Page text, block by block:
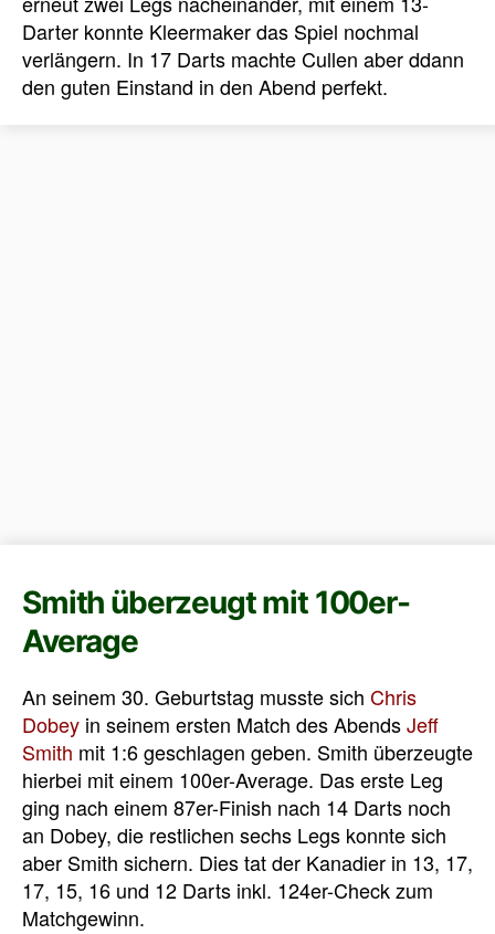
Darter konnte Kleermaker das Spiel nochmal
verlängern. In 17 Darts machte Cullen aber ddann
den guten Einstand in den Abend perfekt.
Smith überzeugt mit 100er-
Average
An seinem 30. Geburtstag musste sich Chris
Dobey in seinem ersten Match des AbendsJeff
Smith mit 1:6 geschlagen geben. Smith überzeugte
hierbei mit einem 100er-Average. Das erste Leg
ging nach einem 87er-Finish nach 14 Darts noch
an Dobey, die restlichen sechs Legs konnte sich
aber Smith sichern. Dies tat der Kanadier in 13, 17,
17, 15, 16 und 12 Darts inkl. 124er-Check zum
Matchgewinn.